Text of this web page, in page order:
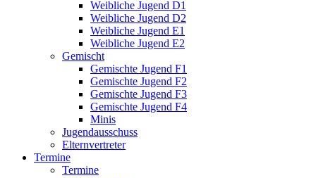
Weibliche Jugend D1
Weibliche Jugend D2
Weibliche Jugend E1
Weibliche Jugend E2
Gemischt
Gemischte Jugend F1
Gemischte Jugend F2
Gemischte Jugend F3
Gemischte Jugend F4
Minis
Jugendausschuss
Elternvertreter
Termine
Termine